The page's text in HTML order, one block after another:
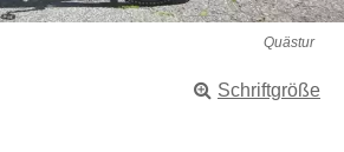
Quästur
Schriftgröße